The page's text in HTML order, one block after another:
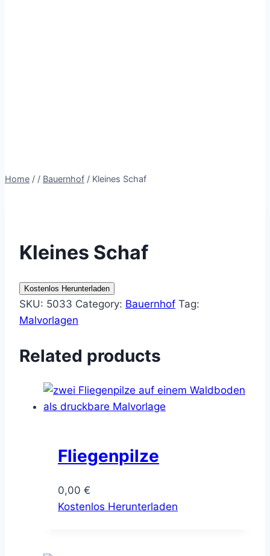
Home / / Bauernhof / Kleines Schaf
Kleines Schaf
Kostenlos Herunterladen
SKU: 5033 Category: Bauernhof Tag:
Malvorlagen
Related products
Fliegenpilze
0,00 €
Kostenlos Herunterladen